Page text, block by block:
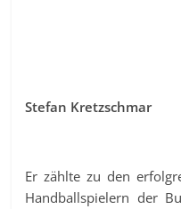
Stefan Kretzschmar
Er zählte zu den
Handballspielern der